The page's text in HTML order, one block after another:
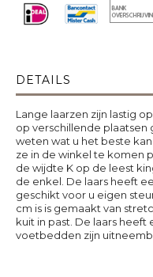
DETAILS
Lange laarzen zijn lastig
op verschillende plaatsen
weten wat u het beste
ze in de winkel te komen
de wijdte K op de leest
de enkel. De laars heeft
geschikt voor u eigen
cm is is gemaakt van
kuit in past. De laars heeft
voetbedden zijn